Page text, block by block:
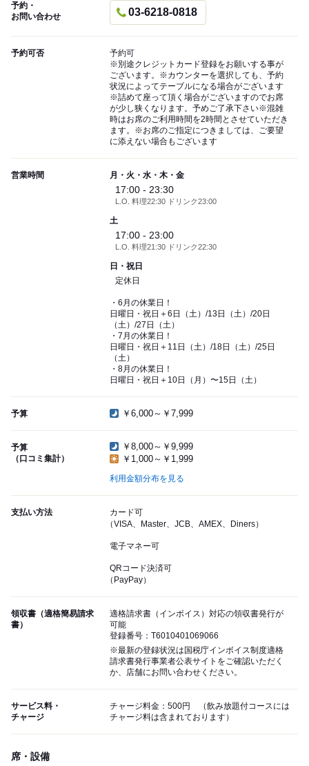
予約・
お問い合わせ
03-6218-0818
予約可否
予約可
※別途クレジットカード登録をお願いする事が
ございます。※カウンターを選択しても、予約
状況によってテーブルになる場合がございます
※詰めて座って頂く場合がございますのでお席
が少し狭くなります。予めご了承下さい※混雑
時はお席のご利用時間を2時間とさせていただき
ます。※お席のご指定につきましては、ご要望
に添えない場合もございます
営業時間 月・火・水・木・金
17:00 - 23:30
L.O. 料理22:30 ドリンク23:00
土
17:00 - 23:00
L.O. 料理21:30 ドリンク22:30
日・祝日
定休日
・6月の休業日！
日曜日・祝日＋6日（土）/13日（土）/20日
（土）/27日（土）
・7月の休業日！
日曜日・祝日＋11日（土）/18日（土）/25日
（土）
・8月の休業日！
日曜日・祝日＋10日（月）〜15日（土）
予算 ￥6,000～￥7,999
予算
（口コミ集計）
￥8,000～￥9,999
￥1,000～￥1,999
利用金額分布を見る
支払い方法
カード可
（VISA、Master、JCB、AMEX、Diners）
電子マネー可
QRコード決済可
（PayPay）
領収書（適格簡易請求
書）
適格請求書（インボイス）対応の領収書発行が
可能
登録番号：T6010401069066
※最新の登録状況は国税庁インボイス制度適格
請求書発行事業者公表サイトをご確認いただく
か、店舗にお問い合わせください。
サービス料・
チャージ
チャージ料金：500円 （飲み放題付コースには
チャージ料は含まれております）
席・設備